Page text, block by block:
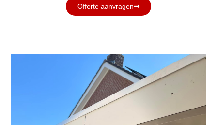
Offerte aanvragen